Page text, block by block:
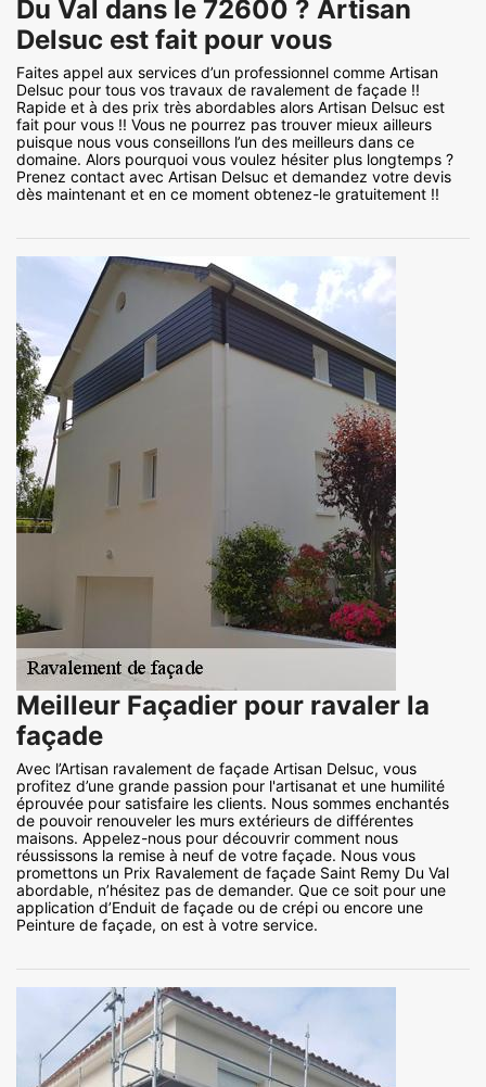
Du Val dans le 72600 ? Artisan
Delsuc est fait pour vous
Faites appel aux services d’un professionnel comme Artisan
Delsuc pour tous vos travaux de ravalement de façade !!
Rapide et à des prix très abordables alors Artisan Delsuc est
fait pour vous !! Vous ne pourrez pas trouver mieux ailleurs
puisque nous vous conseillons l’un des meilleurs dans ce
domaine. Alors pourquoi vous voulez hésiter plus longtemps ?
Prenez contact avec Artisan Delsuc et demandez votre devis
dès maintenant et en ce moment obtenez-le gratuitement !!
Meilleur Façadier pour ravaler la
façade
Avec l’Artisan ravalement de façade Artisan Delsuc, vous
profitez d’une grande passion pour l'artisanat et une humilité
éprouvée pour satisfaire les clients. Nous sommes enchantés
de pouvoir renouveler les murs extérieurs de différentes
maisons. Appelez-nous pour découvrir comment nous
réussissons la remise à neuf de votre façade. Nous vous
promettons un Prix Ravalement de façade Saint Remy Du Val
abordable, n’hésitez pas de demander. Que ce soit pour une
application d’Enduit de façade ou de crépi ou encore une
Peinture de façade, on est à votre service.